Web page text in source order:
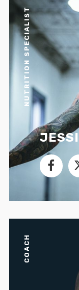
NUTRITION SPECIALIST
COACH